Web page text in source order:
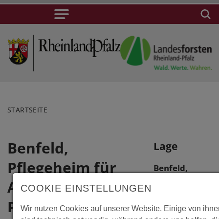
STARTSEITE
Benfeld,
Pflegeheim für
Alzheimer-
Patienten
Lage
Benfeld,
Alzheimer-
COOKIE EINSTELLUNGEN
Wir nutzen Cookies auf unserer Website. Einige von